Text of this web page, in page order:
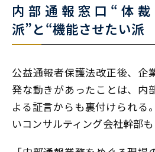
内部通報窓口“体
派”と“機能させたい派
公益通報者保護法改正後、企
発な動きがあったことは、内
よる証言からも裏付けられる
いコンサルティング会社幹部も